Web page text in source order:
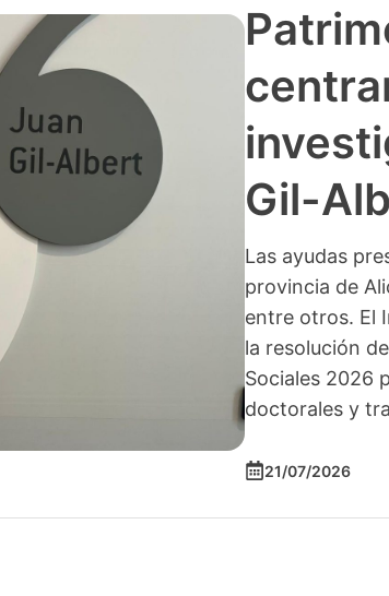
Gil-
Las ayudas
provincia de
entre otros. El
la resolución
Sociales 2026
doctorales y
21/07/2026